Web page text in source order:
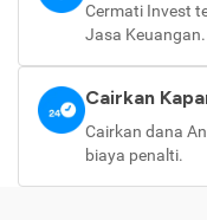
Cermati Invest
Jasa Keuangan.
Cairkan
Cairkan dana
biaya penalti.